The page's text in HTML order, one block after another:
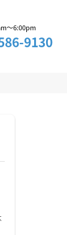
～6:00pm
9130